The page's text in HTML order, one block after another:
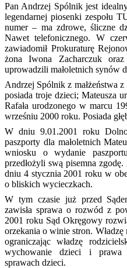
Pan Andrzej Spólnik jest
legendarnej piosenki zespołu
numer – ma zdrowe, śliczne
Nawet telefonicznego. W
zawiadomił Prokuraturę
żona Iwona Zacharczuk
uprowadzili małoletnich synów
Andrzej Spólnik z małżeństwa
posiada troje dzieci; Mateusza
Rafała urodzonego w marcu
wrześniu 2000 roku. Posiada
W dniu 9.01.2001 roku
paszporty dla małoletnich
wniosku o wydanie
przedłożyli swą pisemna
dniu 4 stycznia 2001 roku w
o bliskich wycieczkach.
W tym czasie już przed
zawisła sprawa o rozwód z
2001 roku Sąd Okręgowy
orzekania o winie stron.
ograniczając władzę
wychowanie dzieci i prawa
sprawach dzieci.